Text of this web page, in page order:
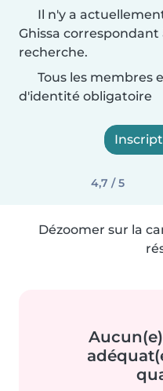
Il n'y a
Ghissa correspondant
recherche.
Tous les membres
d'identité obligatoire
4,7 / 5
Dézoomer sur la